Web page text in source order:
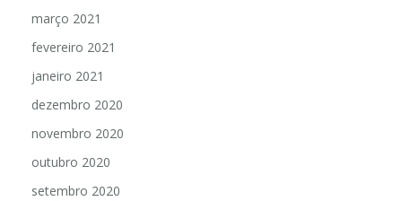
março 2021
fevereiro 2021
janeiro 2021
dezembro 2020
novembro 2020
outubro 2020
setembro 2020